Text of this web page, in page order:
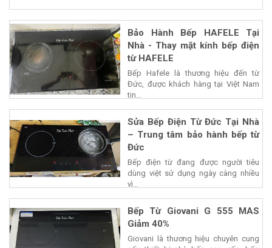
Bảo Hành Bếp HAFELE Tại
Nhà - Thay mặt kính bếp điện
từ HAFELE
Bếp Hafele là thương hiệu đến từ
Đức, được khách hàng tại Việt Nam
tin...
Sửa Bếp Điện Từ Đức Tại Nhà
– Trung tâm bảo hành bếp từ
Đức
Bếp điện từ đang được người tiêu
dùng việt sử dụng ngày càng nhiều
vì...
Bếp Từ Giovani G 555 MAS
Giảm 40%
Giovani là thương hiệu chuyên cung